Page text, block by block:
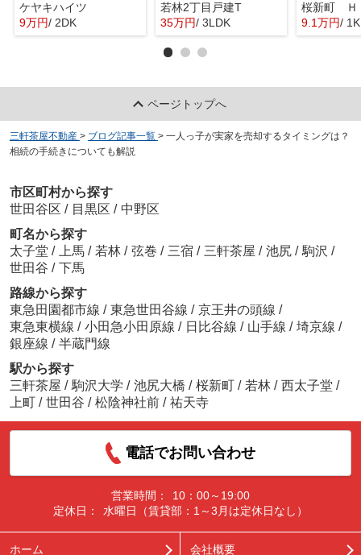
ケヤキハイツ
9万円/ 2DK
若林2丁目戸建T
35万円/ 3LDK
桜新町 Ｈ
9.1万円/ 1K
ページトップへ
三軒茶屋不動産 > ブログ記事一覧 > 一人っ子が実家を売却するタイミングは？
相続の手続きについても解説
市区町村から探す
世田谷区 / 目黒区 / 中野区
町名から探す
太子堂 / 上馬 / 若林 / 弦巻 / 三宿 / 三軒茶屋 / 池尻 / 駒沢 /
世田谷 / 下馬
路線から探す
東急田園都市線 / 東急世田谷線 / 京王井の頭線 /
東急東横線 / 小田急小田原線 / 日比谷線 / 山手線 / 埼京線 /
銀座線 / 半蔵門線
駅から探す
三軒茶屋 / 駒沢大学 / 池尻大橋 / 桜新町 / 若林 / 西太子堂 /
上町 / 世田谷 / 松陰神社前 / 祐天寺
電話でお問い合わせ
営業時間：
10：00～19:00
定休日：
水曜日（賃貸部：1～3月は定休日なし）
ホーム 会社概要